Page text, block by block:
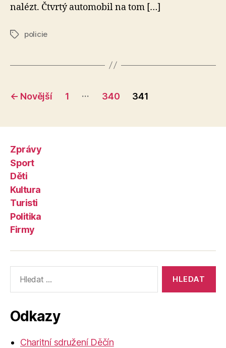
nalézt. Čtvrtý automobil na tom […]
Štítkypolicie
Stránkování
← Novější 1 … 340 341
Zprávy
Sport
Děti
Kultura
Turisti
Politika
Firmy
vyhledávání:
Odkazy
Charitní sdružení Děčín